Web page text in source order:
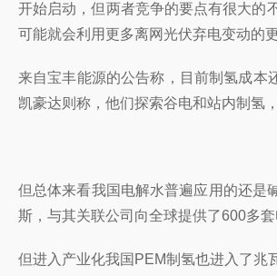
开始启动，但两者竞争的要点有很大的
可能就会利用更多离网光伏弃电变动的
来自宝丰能源的公告称，目前制氢成本
凯豪达则称，他们探索谷电和站内制氢
但总体来看我国电解水普遍应用的还是
斯，与其关联公司向全球提供了600多
但进入产业化我国PEM制氢也进入了兆